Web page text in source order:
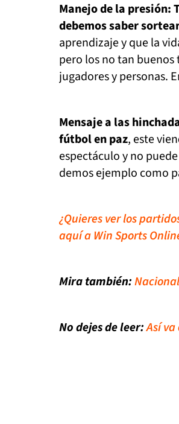
Manejo de la presión:
debemos saber
aprendizaje y que la
pero los no tan buenos
jugadores y personas.
Mensaje a las
fútbol en paz, este
espectáculo y no
demos ejemplo como
¿Quieres ver los
aquí a Win Sports
Mira también:
No dejes de leer:Así